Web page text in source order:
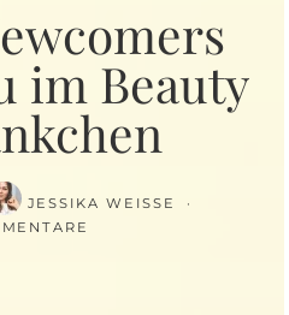
im Beauty
JESSIKA WEISSE